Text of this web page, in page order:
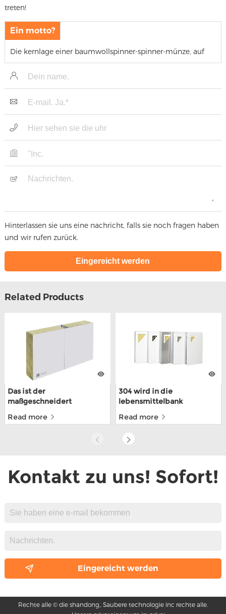
treten!
Ein motto?
Die kernlage einer baumwollspinner-spinner-münze, auf
der die stadt steht
Hinterlassen sie uns eine nachricht, falls sie noch fragen haben
und wir rufen zurück.
Related Products
Das ist der
maßgeschneidert
mittel für PPGI lokowic
Read more
304 wird in die
lebensmittelbank
die über die ISO9001
Read more
Kontakt zu uns! Sofort!
Rechte alle © die shandong,. Saubere technologie inc rechte alle.